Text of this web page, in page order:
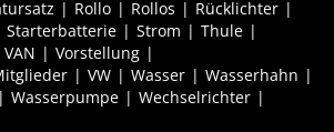
Rollo Rollos
Rücklichter
Starterbatterie Strom
Thule
VAN
Vorstellung
VW Wasser
Wasserhahn
Wasserpumpe
Wechselrichter